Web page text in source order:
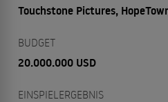
Touchstone Pictures,
BUDGET
20.000.000 USD
EINSPIELERGEBNIS